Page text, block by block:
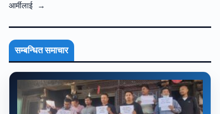
आर्मीलाई →
सम्बन्धित समाचार